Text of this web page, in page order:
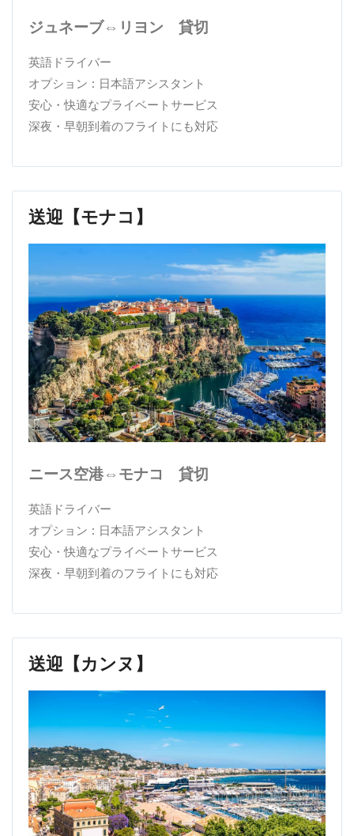
ジュネーブ⇔リヨン 貸切
英語ドライバー
オプション : 日本語アシスタント
安心・快適なプライベートサービス
深夜・早朝到着のフライトにも対応
送迎【モナコ】
ニース空港⇔モナコ 貸切
英語ドライバー
オプション : 日本語アシスタント
安心・快適なプライベートサービス
深夜・早朝到着のフライトにも対応
送迎【カンヌ】